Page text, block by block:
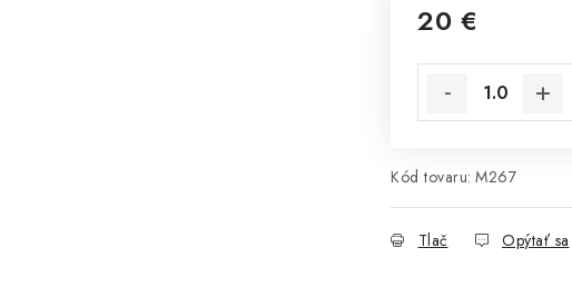
20 €
Kód tovaru: M267
Tlač Opýtať sa